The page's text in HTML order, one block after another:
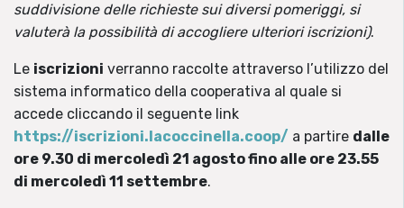
suddivisione delle richieste sui diversi pomeriggi, si
valuterà la possibilità di accogliere ulteriori iscrizioni).
Le iscrizioni verranno raccolte attraverso l’utilizzo del
sistema informatico della cooperativa al quale si
accede cliccando il seguente link
https://iscrizioni.lacoccinella.coop/ a partire dalle
ore 9.30 di mercoledì 21 agosto fino alle ore 23.55
di mercoledì 11 settembre.